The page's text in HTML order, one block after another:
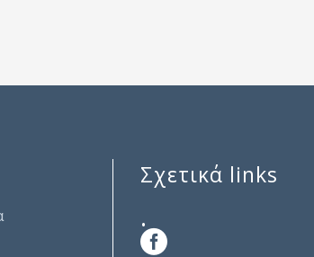
Σχετικά links
.